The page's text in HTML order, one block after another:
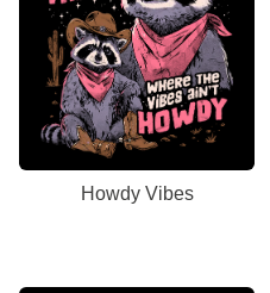
Howdy Vibes